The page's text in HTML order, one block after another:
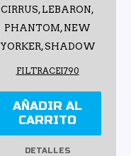
CIRRUS, LEBARON,
PHANTOM, NEW
YORKER, SHADOW
FILTRACEI790
AÑADIR AL
CARRITO
DETALLES